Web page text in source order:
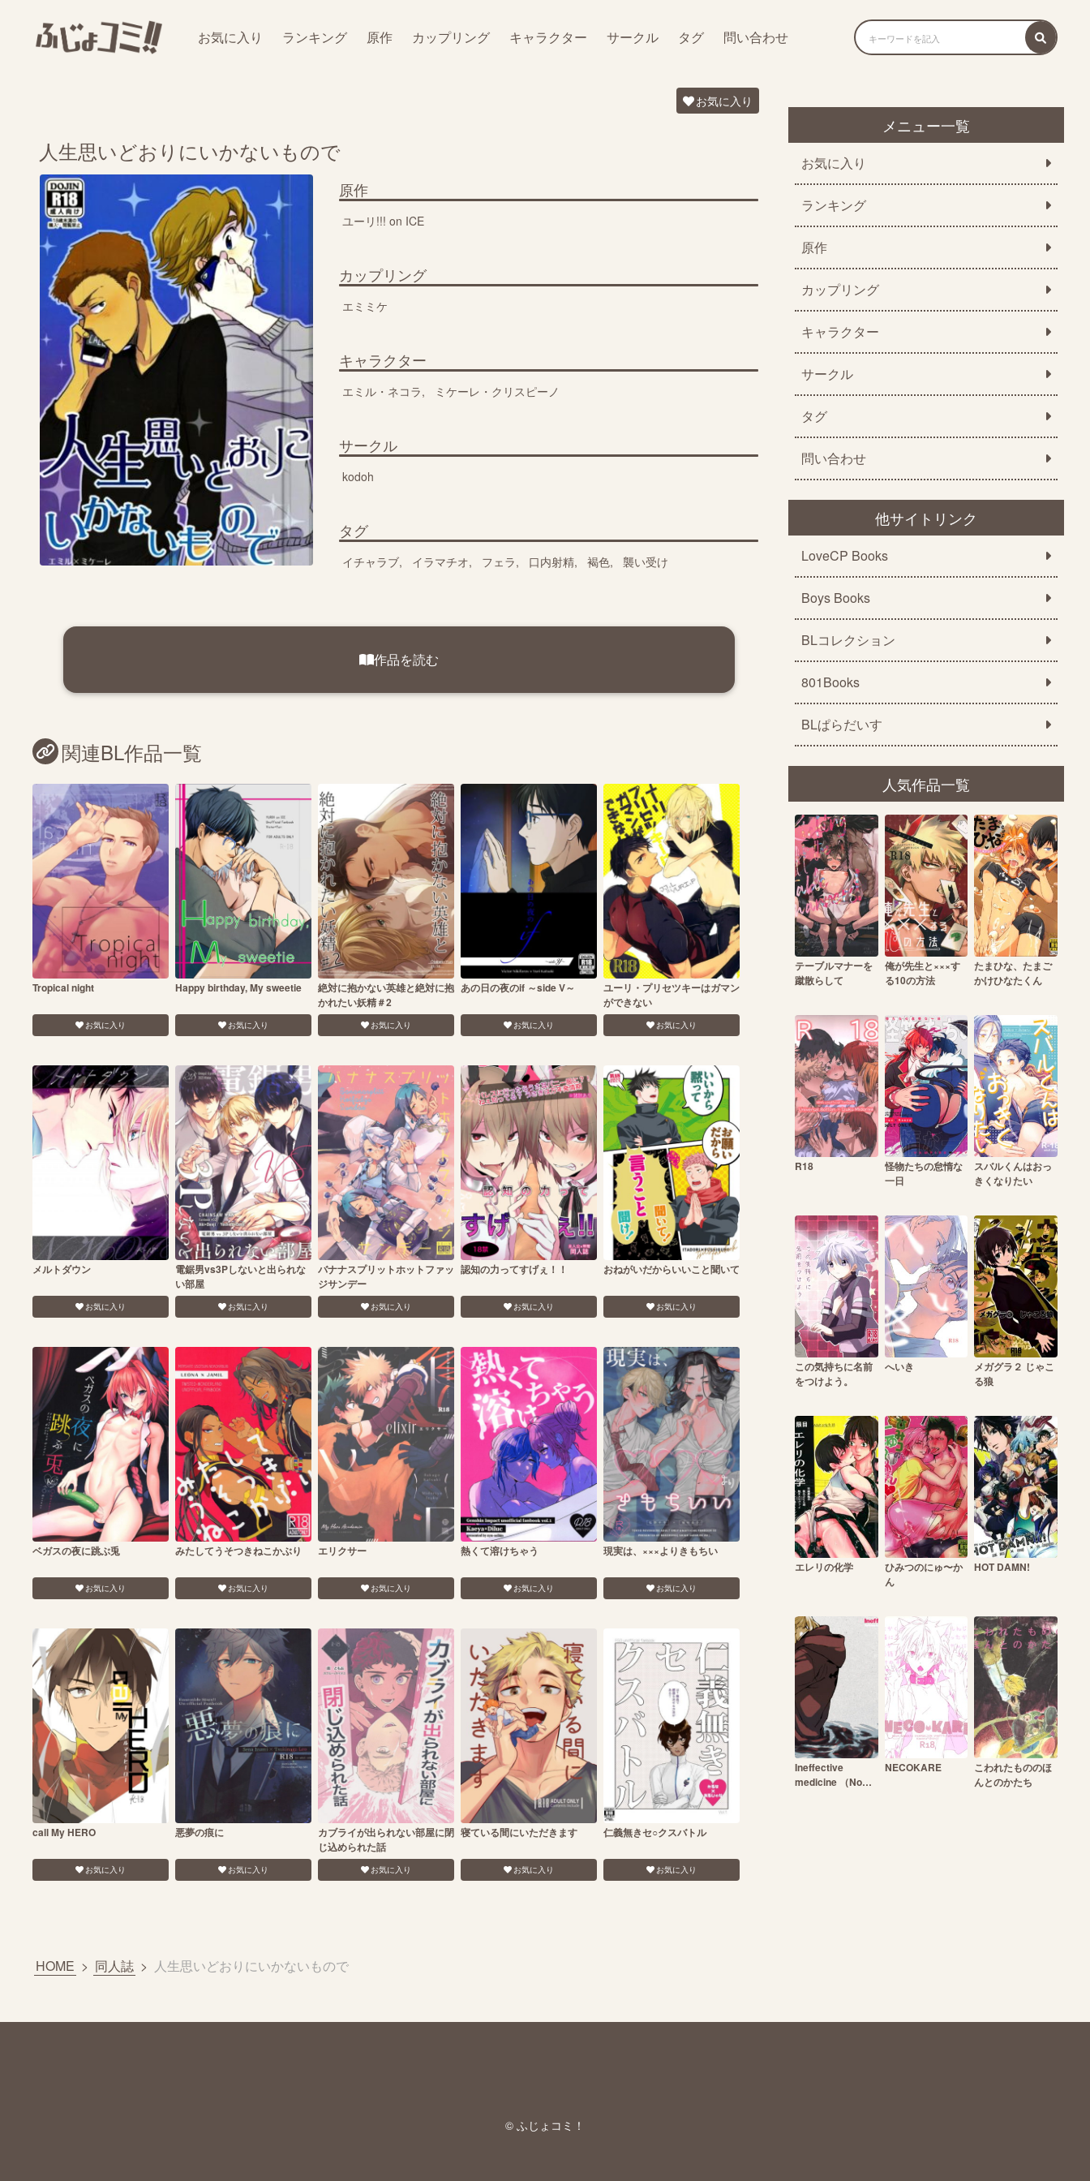
お気に入り ランキング 原作 カップリング キャラクター サークル タグ 問い合わせ
お気に入り
人生思いどおりにいかないもので
原作
ユーリ!!! on ICE
カップリング
エミミケ
キャラクター
エミル・ネコラ ミケーレ・クリスピーノ
サークル
kodoh
タグ
イチャラブ イラマチオ フェラ 口内射精 褐色 襲い受け
作品を読む
関連BL作品一覧
Tropical night
お気に入り
Happy birthday, My sweetie
お気に入り
絶対に抱かない英雄と絶対に抱
かれたい妖精＃2
お気に入り
あの日の夜のif ～side V～
お気に入り
ユーリ・プリセツキーはガマン
ができない
お気に入り
メルトダウン
お気に入り
電鋸男vs3Pしないと出られな
い部屋
お気に入り
バナナスプリットホットファッ
ジサンデー
お気に入り
認知の力ってすげぇ！！
お気に入り
おねがいだからいいこと聞いて
お気に入り
ベガスの夜に跳ぶ兎
お気に入り
みたしてうそつきねこかぶり
お気に入り
エリクサー
お気に入り
熱くて溶けちゃう
お気に入り
現実は、×××よりきもちい
お気に入り
call My HERO
お気に入り
悪夢の痕に
お気に入り
カブライが出られない部屋に閉
じ込められた話
お気に入り
寝ている間にいただきます
お気に入り
仁義無きセ○クスバトル
お気に入り
HOME > 同人誌 > 人生思いどおりにいかないもので
メニュー一覧
お気に入り
ランキング
原作
カップリング
キャラクター
サークル
タグ
問い合わせ
他サイトリンク
LoveCP Books
Boys Books
BLコレクション
801Books
BLぱらだいす
人気作品一覧
テーブルマナーを
蹴散らして
俺が先生と×××す
る10の方法
たまひな、たまご
かけひなたくん
R18
怪物たちの怠惰な
一日
スバルくんはおっ
きくなりたい
この気持ちに名前
をつけよう。
へいき
メガグラ２ じゃこ
る狼
エレリの化学
ひみつのにゅ〜か
ん
HOT DAMN!
Ineffective
medicine （No
NECOKARE
こわれたもののほ
んとのかたち
© ふじょコミ！